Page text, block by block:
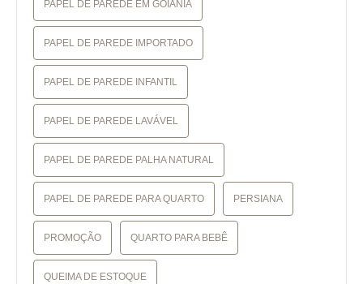
PAPEL DE PAREDE EM GOIANIA
PAPEL DE PAREDE IMPORTADO
PAPEL DE PAREDE INFANTIL
PAPEL DE PAREDE LAVÁVEL
PAPEL DE PAREDE PALHA NATURAL
PAPEL DE PAREDE PARA QUARTO PERSIANA
PROMOÇÃO QUARTO PARA BEBÊ
QUEIMA DE ESTOQUE